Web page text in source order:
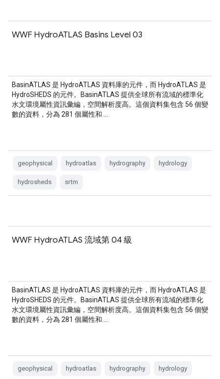
WWF HydroATLAS Basins Level 03
BasinATLAS 是 HydroATLAS 資料庫的元件，而 HydroATLAS 是
HydroSHEDS 的元件。BasinATLAS 提供全球所有流域的標準化
水文環境屬性資訊彙編，空間解析度高。這個資料集包含 56 個變
數的資料，分為 281 個屬性和 …
geophysical hydroatlas hydrography hydrology
hydrosheds srtm
WWF HydroATLAS 流域第 04 級
BasinATLAS 是 HydroATLAS 資料庫的元件，而 HydroATLAS 是
HydroSHEDS 的元件。BasinATLAS 提供全球所有流域的標準化
水文環境屬性資訊彙編，空間解析度高。這個資料集包含 56 個變
數的資料，分為 281 個屬性和 …
geophysical hydroatlas hydrography hydrology